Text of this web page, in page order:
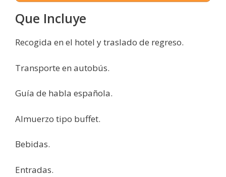
Que Incluye
Recogida en el hotel y traslado de regreso.
Transporte en autobús.
Guía de habla española.
Almuerzo tipo buffet.
Bebidas.
Entradas.